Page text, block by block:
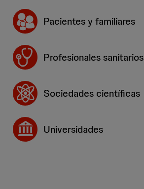
Pacientes y familiares
Profesionales sanitarios
Sociedades científicas
Universidades